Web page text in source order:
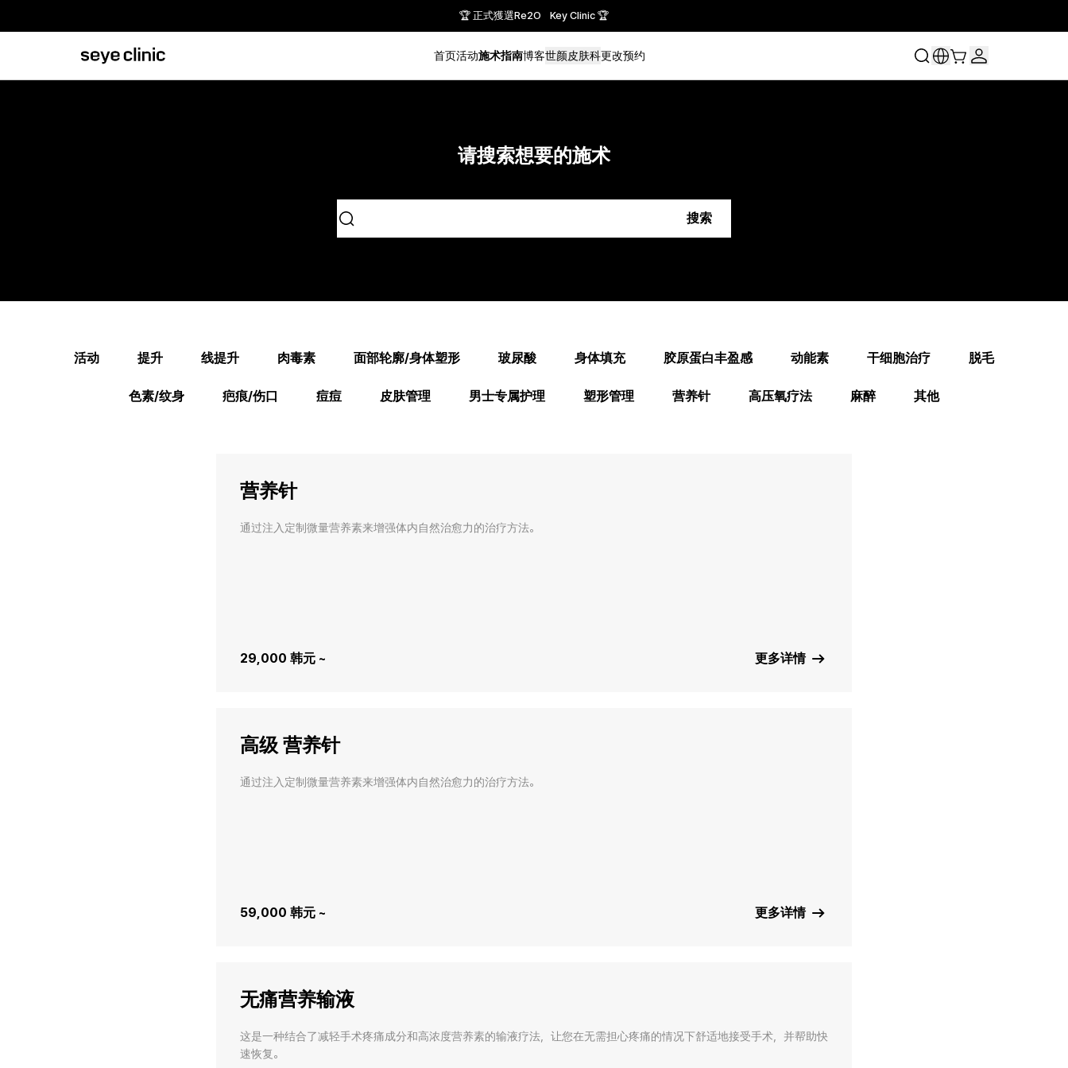
🏆 正式獲選Re2O Key Clinic 🏆
首页活动施术指南博客世颜皮肤科更改预约
请搜索想要的施术
搜索
活动 提升 线提升 肉毒素 面部轮廓/身体塑形 玻尿酸 身体填充 胶原蛋白丰盈感 动能素 干细胞治疗 脱毛
色素/纹身 疤痕/伤口 痘痘 皮肤管理 男士专属护理 塑形管理 营养针 高压氧疗法 麻醉 其他
营养针
通过注入定制微量营养素来增强体内自然治愈力的治疗方法。
29,000 韩元 ~ 更多详情
高级 营养针
通过注入定制微量营养素来增强体内自然治愈力的治疗方法。
59,000 韩元 ~ 更多详情
无痛营养输液
这是一种结合了减轻手术疼痛成分和高浓度营养素的输液疗法，让您在无需担心疼痛的情况下舒适地接受手术，并帮助快
速恢复。